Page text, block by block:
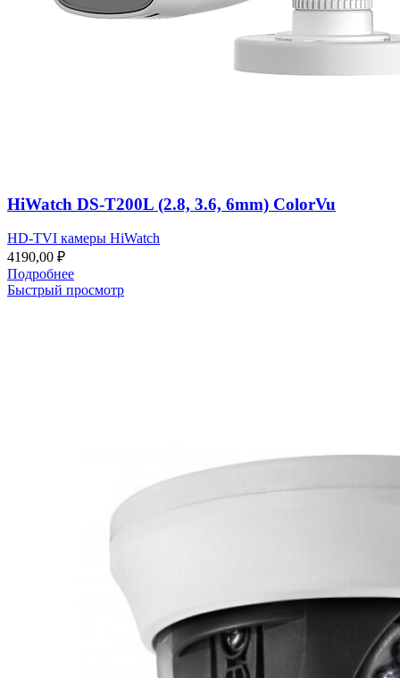
HiWatch DS-T200L (2.8, 3.6, 6mm) ColorVu
HD-TVI камеры HiWatch
4190,00 ₽
Подробнее
Быстрый просмотр